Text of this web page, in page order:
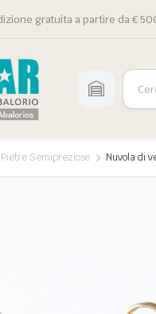
gratuita a partire da €
Pietre Semipreziose Nuvola di